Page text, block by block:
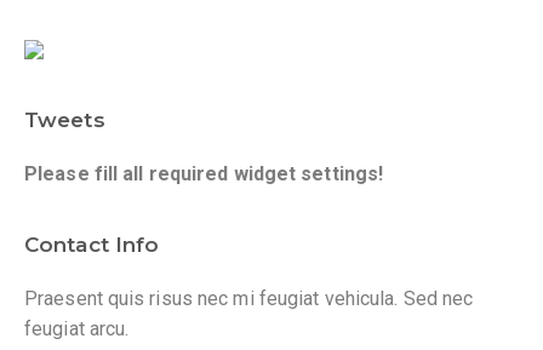
Tweets
Please fill all required widget settings!
Contact Info
Praesent quis risus nec mi feugiat vehicula. Sed nec
feugiat arcu.